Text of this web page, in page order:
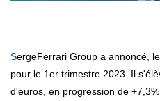
SergeFerrari Group a annoncé, le 20 avril, son chiffre d’affaires
pour le 1er trimestre 2023. Il
d'euros, en progression de